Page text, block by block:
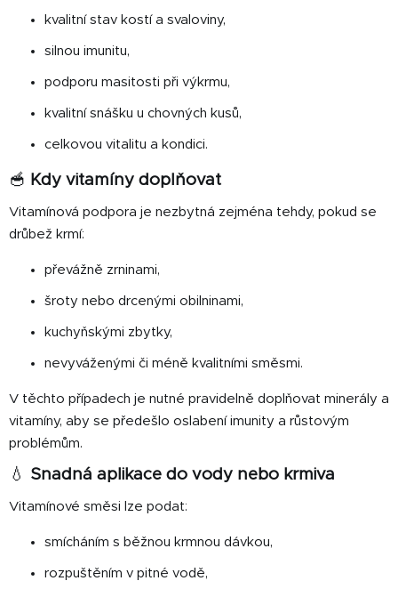
kvalitní stav kostí a svaloviny,
silnou imunitu,
podporu masitosti při výkrmu,
kvalitní snášku u chovných kusů,
celkovou vitalitu a kondici.
🥣 Kdy vitamíny doplňovat
Vitamínová podpora je nezbytná zejména tehdy, pokud se
drůbež krmí:
převážně zrninami,
šroty nebo drcenými obilninami,
kuchyňskými zbytky,
nevyváženými či méně kvalitními směsmi.
V těchto případech je nutné pravidelně doplňovat minerály a
vitamíny, aby se předešlo oslabení imunity a růstovým
problémům.
💧 Snadná aplikace do vody nebo krmiva
Vitamínové směsi lze podat:
smícháním s běžnou krmnou dávkou,
rozpuštěním v pitné vodě,